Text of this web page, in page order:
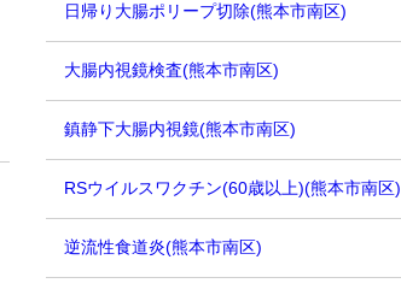
日帰り大腸ポリープ切除(熊本市南区)
大腸内視鏡検査(熊本市南区)
鎮静下大腸内視鏡(熊本市南区)
RSウイルスワクチン(60歳以上)(熊本市南区)
逆流性食道炎(熊本市南区)